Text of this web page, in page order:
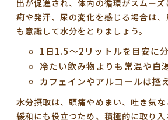
出が促進され、体内の循環がスムー
痢や発汗、尿の変化を感じる場合は
も意識して水分をとりましょう。
1日1.5～2リットルを目安に
冷たい飲み物よりも常温や白
カフェインやアルコールは控
水分摂取は、頭痛やめまい、吐き気
緩和にも役立つため、積極的に取り入